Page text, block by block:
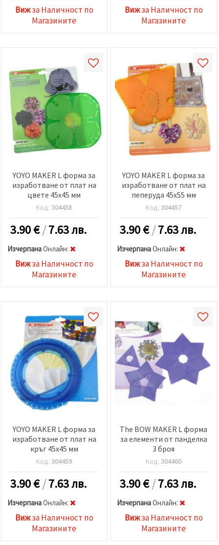
Вижза Наличност по
Магазините
Вижза Наличност по
Магазините
YOYO MAKER L форма за
изработване от плат на
цвете 45x45 мм
Код:304458
3.90€/7.63 лв.
ИзчерпанаOнлайн:
Вижза Наличност по
Магазините
YOYO MAKER L форма за
изработване от плат на
пеперуда 45x55 мм
Код:304457
3.90€/7.63 лв.
ИзчерпанаOнлайн:
Вижза Наличност по
Магазините
YOYO MAKER L форма за
изработване от плат на
кръг 45x45 мм
Код:304459
3.90€/7.63 лв.
ИзчерпанаOнлайн:
Вижза Наличност по
Магазините
The BOW MAKER L форма
за елементи от панделка
3 броя
Код:304460
3.90€/7.63 лв.
ИзчерпанаOнлайн:
Вижза Наличност по
Магазините